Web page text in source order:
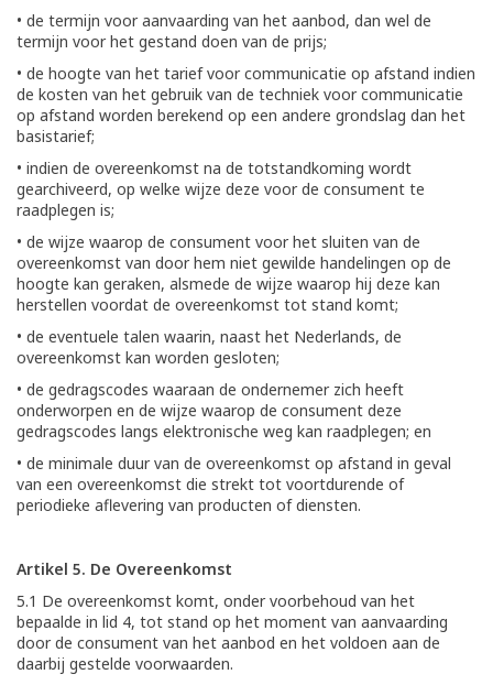
• de termijn voor aanvaarding van het aanbod, dan wel de
termijn voor het gestand doen van de prijs;
• de hoogte van het tarief voor communicatie op afstand indien
de kosten van het gebruik van de techniek voor communicatie
op afstand worden berekend op een andere grondslag dan het
basistarief;
• indien de overeenkomst na de totstandkoming wordt
gearchiveerd, op welke wijze deze voor de consument te
raadplegen is;
• de wijze waarop de consument voor het sluiten van de
overeenkomst van door hem niet gewilde handelingen op de
hoogte kan geraken, alsmede de wijze waarop hij deze kan
herstellen voordat de overeenkomst tot stand komt;
• de eventuele talen waarin, naast het Nederlands, de
overeenkomst kan worden gesloten;
• de gedragscodes waaraan de ondernemer zich heeft
onderworpen en de wijze waarop de consument deze
gedragscodes langs elektronische weg kan raadplegen; en
• de minimale duur van de overeenkomst op afstand in geval
van een overeenkomst die strekt tot voortdurende of
periodieke aflevering van producten of diensten.
Artikel 5. De Overeenkomst
5.1 De overeenkomst komt, onder voorbehoud van het
bepaalde in lid 4, tot stand op het moment van aanvaarding
door de consument van het aanbod en het voldoen aan de
daarbij gestelde voorwaarden.